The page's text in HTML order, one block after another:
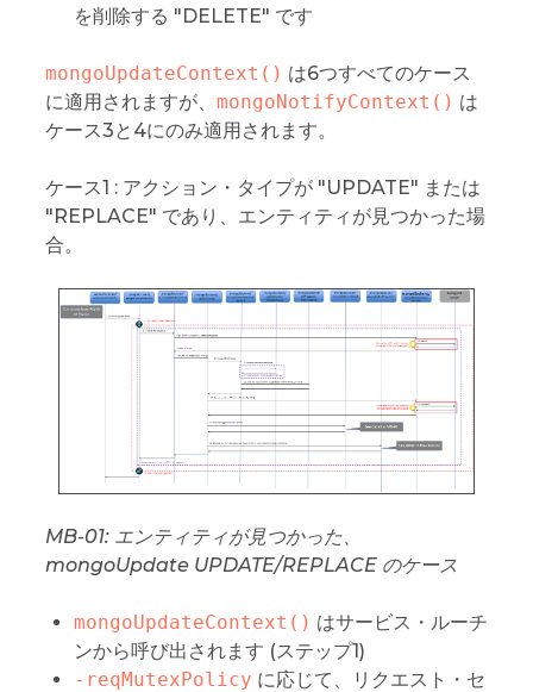
を削除する "DELETE" です
mongoUpdateContext() は6つすべてのケース
に適用されますが、 mongoNotifyContext() は
ケース3と4にのみ適用されます。
ケース1 : アクション・タイプが "UPDATE" または
"REPLACE" であり、エンティティが見つかった場
合。
MB-01: エンティティが見つかった、
mongoUpdate UPDATE/REPLACE のケース
mongoUpdateContext() はサービス・ルーチ
ンから呼び出されます (ステップ1)
-reqMutexPolicy に応じて、リクエスト・セ